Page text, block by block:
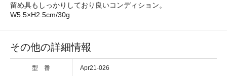
留め具もしっかりしており良いコンディション。
W5.5×H2.5cm/30g
その他の詳細情報
型 番 Apr21-026